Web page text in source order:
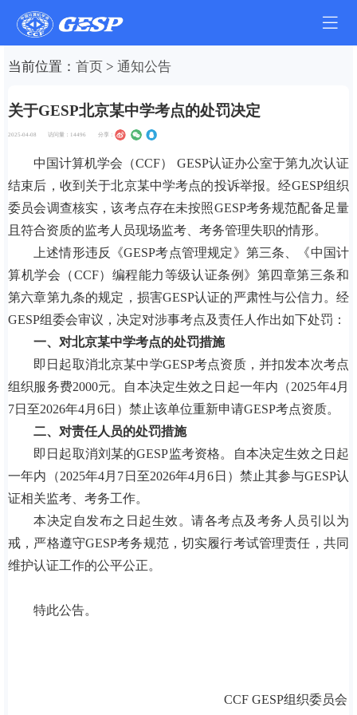
当前位置： 首页> 通知公告
关于GESP北京某中学考点的处罚决定
2025-04-08 访问量： 14496 分享：
中国计算机学会（CCF） GESP认证办公室于第九次认证
结束后，收到关于北京某中学考点的投诉举报。经GESP组织
委员会调查核实，该考点存在未按照GESP考务规范配备足量
且符合资质的监考人员现场监考、考务管理失职的情形。
上述情形违反《GESP考点管理规定》第三条、《中国计
算机学会（CCF）编程能力等级认证条例》第四章第三条和
第六章第九条的规定，损害GESP认证的严肃性与公信力。经
GESP组委会审议，决定对涉事考点及责任人作出如下处罚：
一、对北京某中学考点的处罚措施
即日起取消北京某中学GESP考点资质，并扣发本次考点
组织服务费2000元。自本决定生效之日起一年内（2025年4月
7日至2026年4月6日）禁止该单位重新申请GESP考点资质。
二、对责任人员的处罚措施
即日起取消刘某的GESP监考资格。自本决定生效之日起
一年内（2025年4月7日至2026年4月6日）禁止其参与GESP认
证相关监考、考务工作。
本决定自发布之日起生效。请各考点及考务人员引以为
戒，严格遵守GESP考务规范，切实履行考试管理责任，共同
维护认证工作的公平公正。
特此公告。
CCF GESP组织委员会